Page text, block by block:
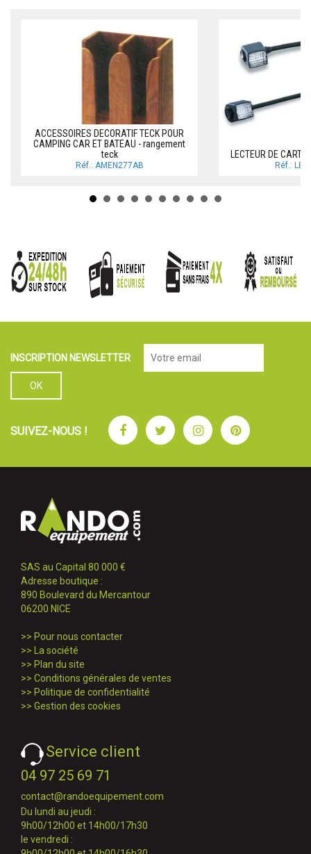
ACCESSOIRES DECORATIF TECK POUR
CAMPING CAR ET BATEAU - rangement
teck
Réf.: AMEN277AB
LECTEUR DE
Réf.:
INSCRIPTION NEWSLETTER
SUIVEZ-NOUS ! FacebookTwitterInstagramPinterest
SAS au Capital 80 000 €
Adresse boutique :
890 Boulevard du Mercantour
06200 NICE
>> Pour nous contacter
>>
La société
>> Plan du site
>> Conditions générales de ventes
>> Politique de confidentialité
>> Gestion des cookies
Service client
04 97 25 69 71
contact@randoequipement.com
Du lundi au jeudi :
9h00/12h00 et 14h00/17h30
le vendredi :